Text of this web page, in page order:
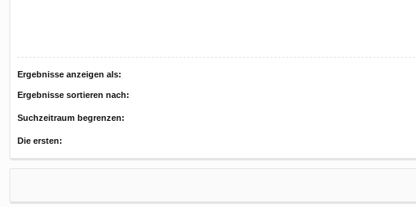
Ergebnisse anzeigen als:
Ergebnisse sortieren nach:
Suchzeitraum begrenzen:
Die ersten: